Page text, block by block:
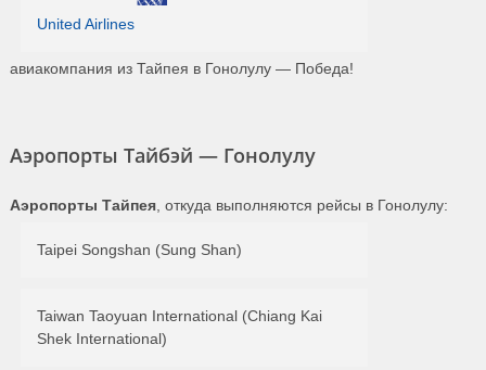
United Airlines
авиакомпания из Тайпея в Гонолулу — Победа!
Аэропорты Тайбэй — Гонолулу
Аэропорты Тайпея , откуда выполняются рейсы в Гонолулу:
Taipei Songshan (Sung Shan)
Taiwan Taoyuan International (Chiang Kai
Shek International)